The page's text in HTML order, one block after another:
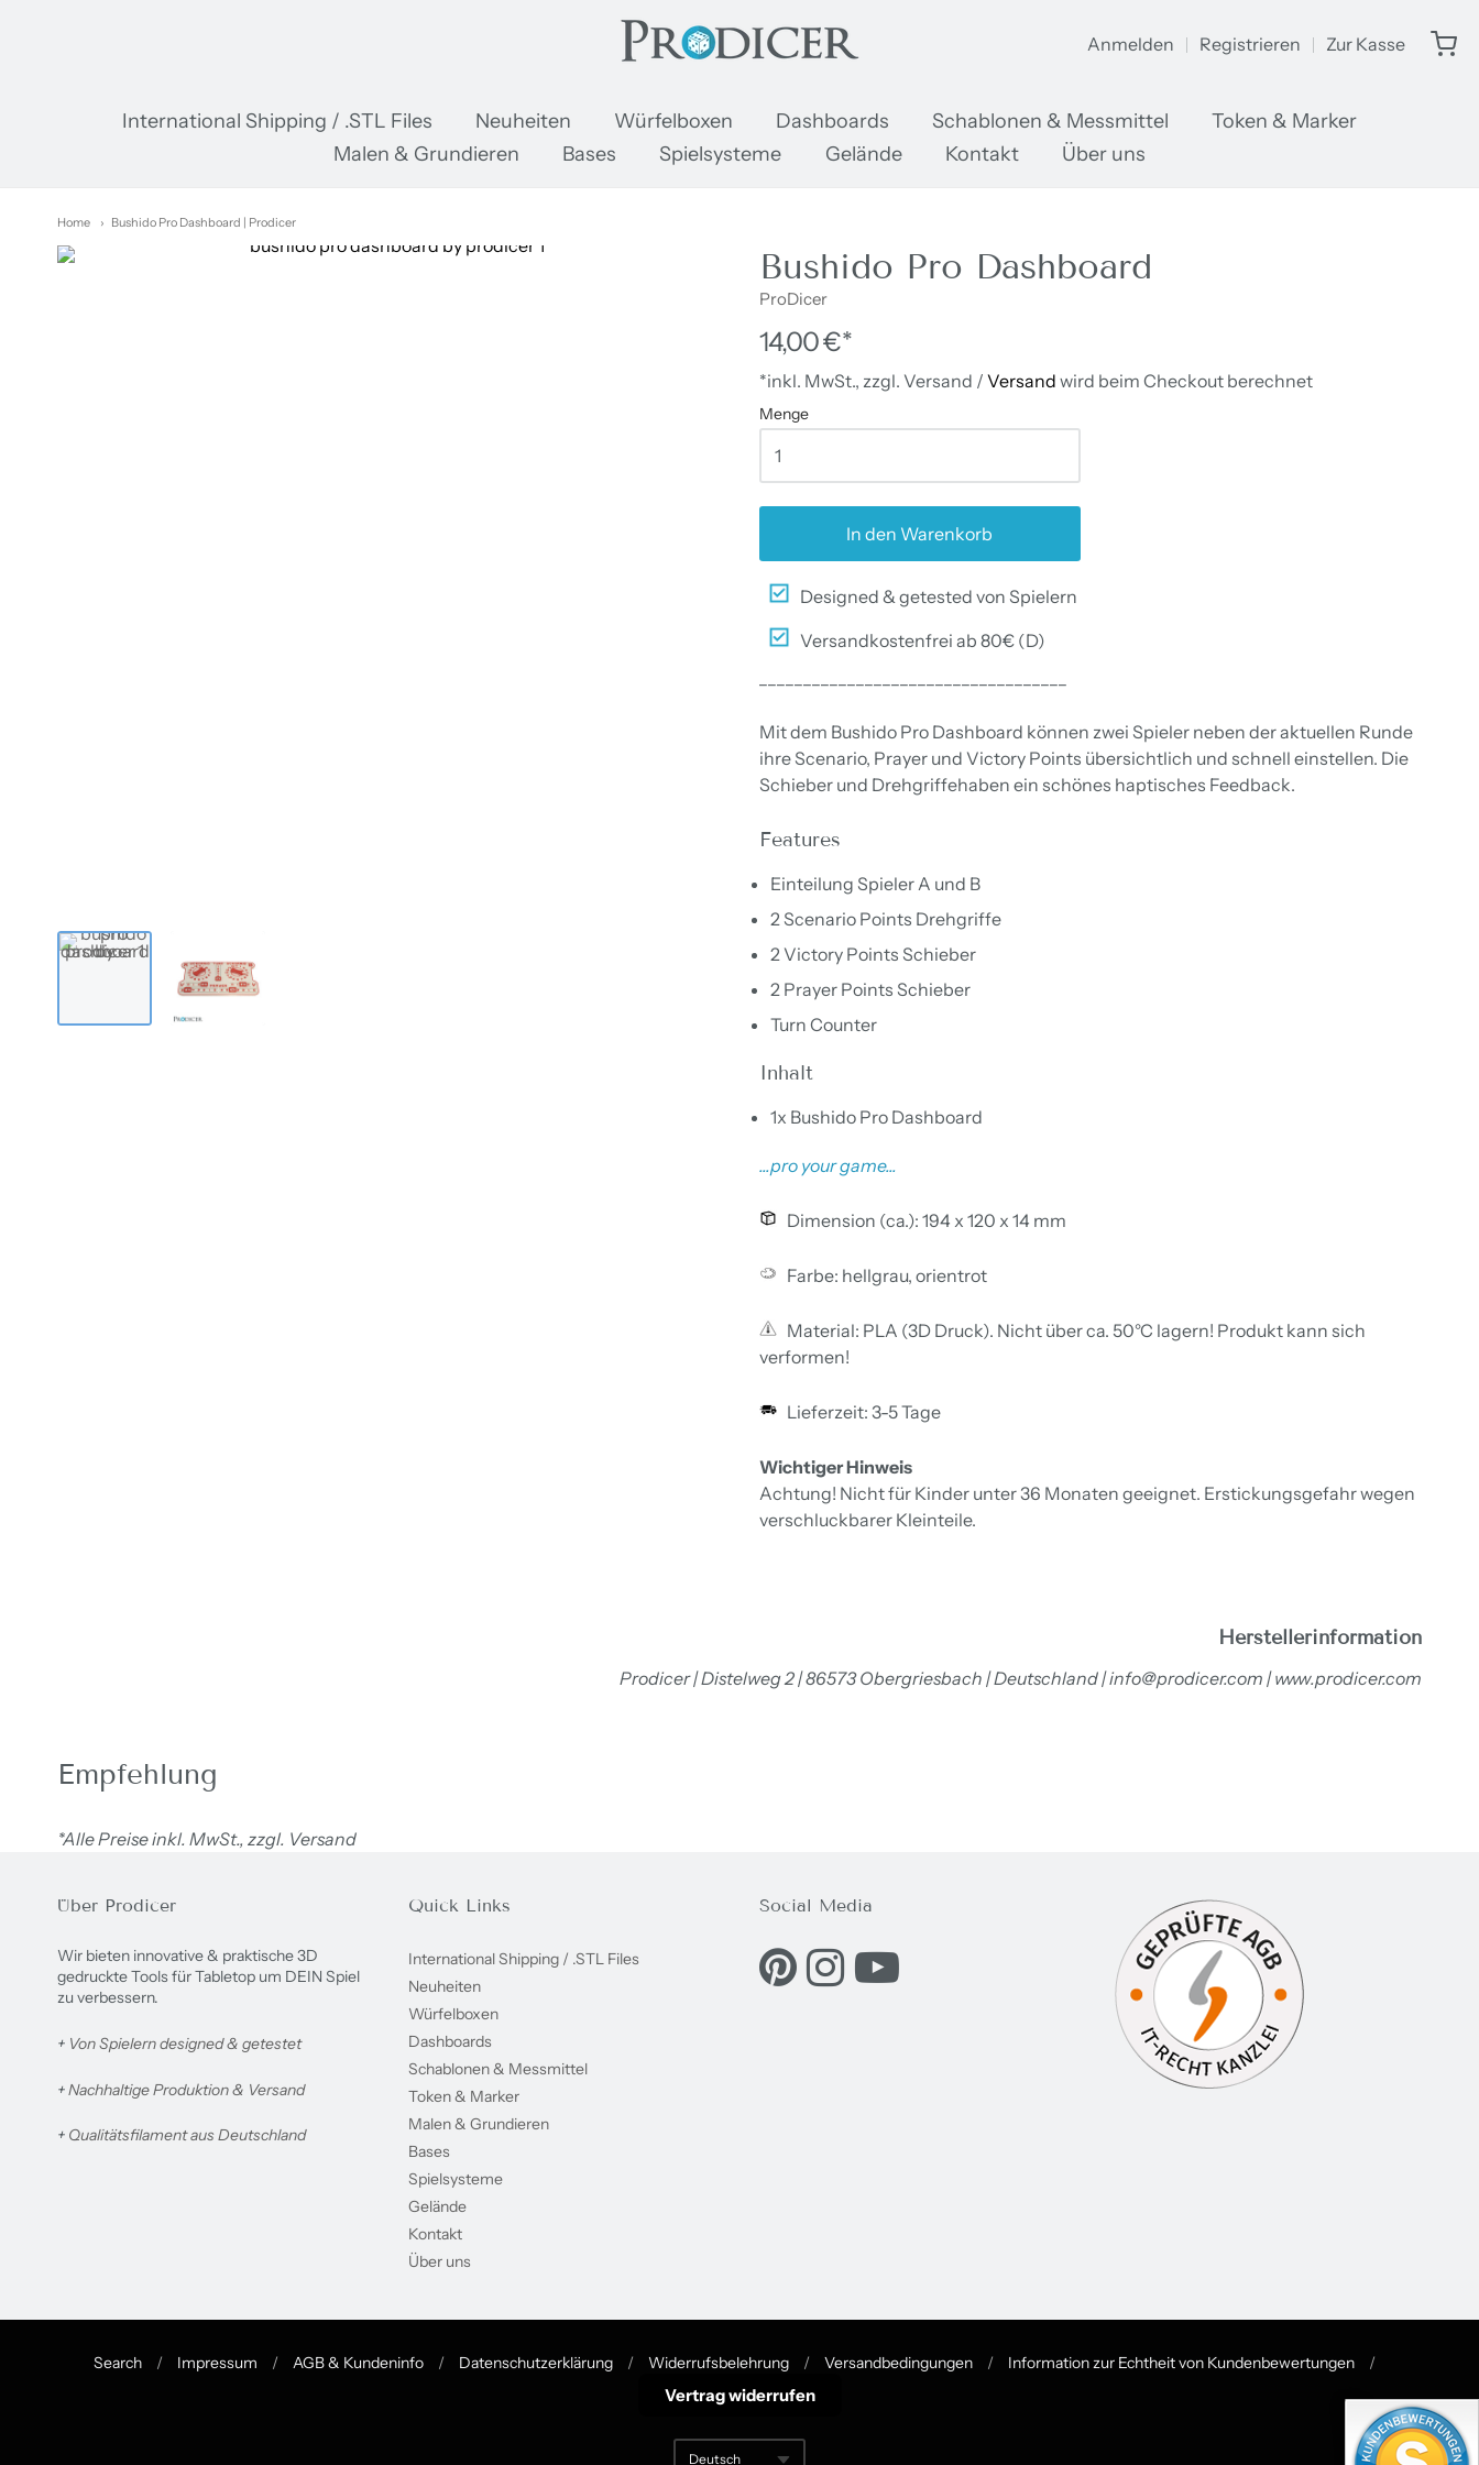
Anmelden Registrieren Zur Kasse
International Shipping / .STL Files Neuheiten Würfelboxen Dashboards Schablonen & Messmittel
Token & Marker
Malen & Grundieren
Bases Spielsysteme Gelände Kontakt Über uns
Home Bushido Pro Dashboard | Prodicer
Bushido Pro Dashboard
ProDicer
14,00 €*
*inkl. MwSt., zzgl. Versand / Versand wird beim Checkout berechnet
Menge
In den Warenkorb
Designed & getested von Spielern
Versandkostenfrei ab 80€ (D)
Mit dem Bushido Pro Dashboard können zwei Spieler neben der aktuellen Runde
ihre Scenario, Prayer und Victory Points übersichtlich und schnell einstellen. Die
Schieber und Drehgriffehaben ein schönes haptisches Feedback.
Features
Einteilung Spieler A und B
2 Scenario Points Drehgriffe
2 Victory Points Schieber
2 Prayer Points Schieber
Turn Counter
Inhalt
1x Bushido Pro Dashboard
...pro your game...
Dimension (ca.): 194 x 120 x 14 mm
Farbe: hellgrau, orientrot
Material: PLA (3D Druck). Nicht über ca. 50°C lagern! Produkt kann sich
verformen!
Lieferzeit: 3-5 Tage
Wichtiger Hinweis
Achtung! Nicht für Kinder unter 36 Monaten geeignet. Erstickungsgefahr wegen
verschluckbarer Kleinteile.
Herstellerinformation
Prodicer | Distelweg 2 | 86573 Obergriesbach | Deutschland | info@prodicer.com | www.prodicer.com
Empfehlung
*Alle Preise inkl. MwSt., zzgl. Versand
Über Prodicer
Wir bieten innovative & praktische 3D
gedruckte Tools für Tabletop um DEIN Spiel
zu verbessern.
+ Von Spielern designed & getestet
+Nachhaltige Produktion & Versand
+ Qualitätsfilament aus Deutschland
Quick Links
International Shipping / .STL Files
Neuheiten
Würfelboxen
Dashboards
Schablonen & Messmittel
Token & Marker
Malen & Grundieren
Bases
Spielsysteme
Gelände
Kontakt
Über uns
Social Media
Eine externe Webseite in einem neuen Fenster öffnen.
Eine externe Webseite in einem neuen Fenster öffnen.
Eine externe Webseite in einem neuen Fenster öffnen.
Search / Impressum / AGB & Kundeninfo / Datenschutzerklärung / Widerrufsbelehrung / Versandbedingungen / Information zur Echtheit von Kundenbewertungen /
Vertrag widerrufen
Deutsch